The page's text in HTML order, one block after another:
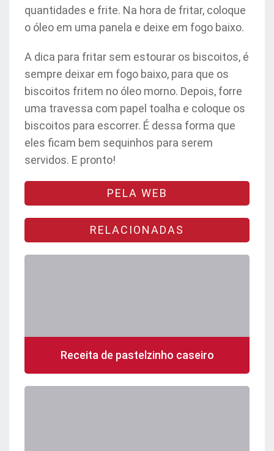
quantidades e frite. Na hora de fritar, coloque
o óleo em uma panela e deixe em fogo baixo.
A dica para fritar sem estourar os biscoitos, é
sempre deixar em fogo baixo, para que os
biscoitos fritem no óleo morno. Depois, forre
uma travessa com papel toalha e coloque os
biscoitos para escorrer. É dessa forma que
eles ficam bem sequinhos para serem
servidos. E pronto!
PELA WEB
RELACIONADAS
Receita de pastelzinho caseiro